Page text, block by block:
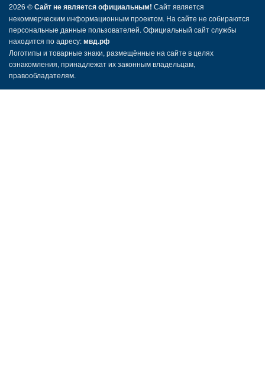
2026 ©Сайт не является официальным! Сайт является
некоммерческим информационным проектом. На сайте не собираются
персональные данные пользователей. Официальный сайт службы
находится по адресу:мвд.рф
Логотипы и товарные знаки, размещённые на сайте в целях
ознакомления, принадлежат их законным владельцам,
правообладателям.